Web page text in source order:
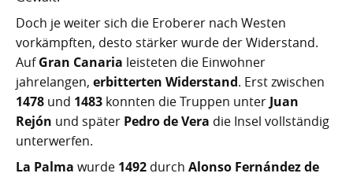
Doch je weiter sich die Eroberer nach Westen
vorkämpften, desto stärker wurde der Widerstand.
AufGran Canaria leisteten die Einwohner
jahrelangen, erbitterten Widerstand. Erst zwischen
1478 und 1483 konnten die Truppen unter Juan
Rejón und später Pedro de Vera die Insel vollständig
unterwerfen.
La Palma wurde 1492 durch Alonso Fernández de